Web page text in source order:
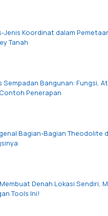
Jenis Koordinat dalam
Tanah
Sempadan Bangunan: Fungsi,
Penerapan
Bagian-Bagian Theodolite
Denah Lokasi Sendiri,
Tools Ini!